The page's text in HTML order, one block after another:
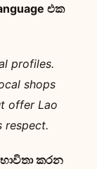
එක
profiles.
shops
offer Lao
කරන